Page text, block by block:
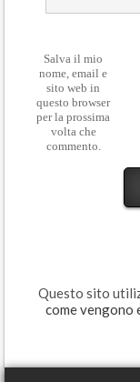
Salva il mio
nome, email e
sito web in
questo browser
per la prossima
volta che
commento.
Questo sito
come vengono